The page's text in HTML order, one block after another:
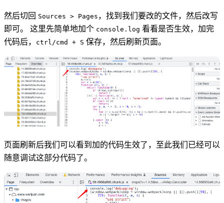
然后切回 Sources > Pages ，找到我们要改的文件，然后改写
即可。 这里先简单地加个 console.log 看看是否生效，加完
代码后，
ctrl/cmd + S 保存，然后刷新页面。
页面刷新后我们可以看到加的代码生效了，至此我们已经可以
随意调试这部分代码了。